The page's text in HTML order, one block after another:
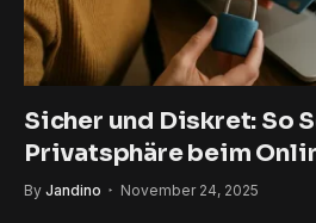
Sicher und Diskret: So
Privatsphäre beim
By Jandino November 24, 2025